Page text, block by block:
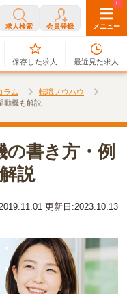
求人検索 会員登録 メニュー
0
保存した求人
0
最近見た求人
ラム
転職ノウハウ
動機も解説
の書き方・例
説
更新日:2023.10.13